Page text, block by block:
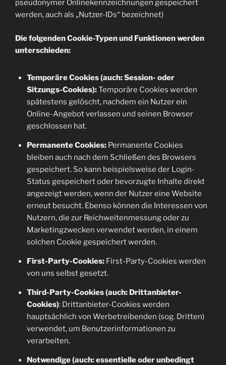
pseudonymer Onlinekennzeichnungen gespeichert
werden, auch als „Nutzer-IDs“ bezeichnet)
Die folgenden Cookie-Typen und Funktionen werden
unterschieden:
Temporäre Cookies (auch: Session- oder
Sitzungs-Cookies):Temporäre Cookies werden
spätestens gelöscht, nachdem ein Nutzer ein
Online-Angebot verlassen und seinen Browser
geschlossen hat.
Permanente Cookies:Permanente Cookies
bleiben auch nach dem Schließen des Browsers
gespeichert. So kann beispielsweise der Login-
Status gespeichert oder bevorzugte Inhalte direkt
angezeigt werden, wenn der Nutzer eine Website
erneut besucht. Ebenso können die Interessen von
Nutzern, die zur Reichweitenmessung oder zu
Marketingzwecken verwendet werden, in einem
solchen Cookie gespeichert werden.
First-Party-Cookies:First-Party-Cookies werden
von uns selbst gesetzt.
Third-Party-Cookies (auch: Drittanbieter-
Cookies): Drittanbieter-Cookies werden
hauptsächlich von Werbetreibenden (sog. Dritten)
verwendet, um Benutzerinformationen zu
verarbeiten.
Notwendige (auch: essentielle oder unbedingt